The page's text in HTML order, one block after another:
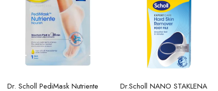
Dr. Scholl PediMask Nutriente
Dr.Scholl NANO STAKLENA